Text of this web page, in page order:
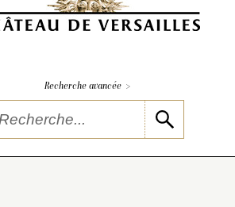
Recherche avancée >